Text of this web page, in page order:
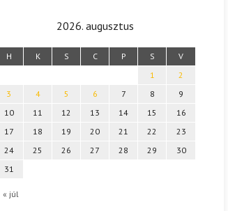
2026. augusztus
H K S C P S V
« júl
1
2
3
4 5 6 7 8
9
10
11 12 13 14 15
16
17
18 19 20 21 22
23
24
25 26 27 28 29
30
31